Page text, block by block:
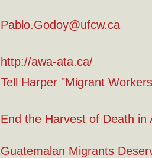
Pablo.Godoy@ufcw.ca
http://awa-ata.ca/
Tell Harper "Migrant
End the Harvest of Death in
Guatemalan Migrants